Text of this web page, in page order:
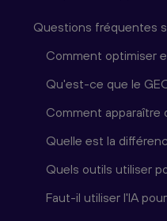
Questions fréquentes
Comment optimiser
Qu'est-ce que le
Comment apparaître
Quelle est la
Quels outils utiliser
Faut-il utiliser l'IA